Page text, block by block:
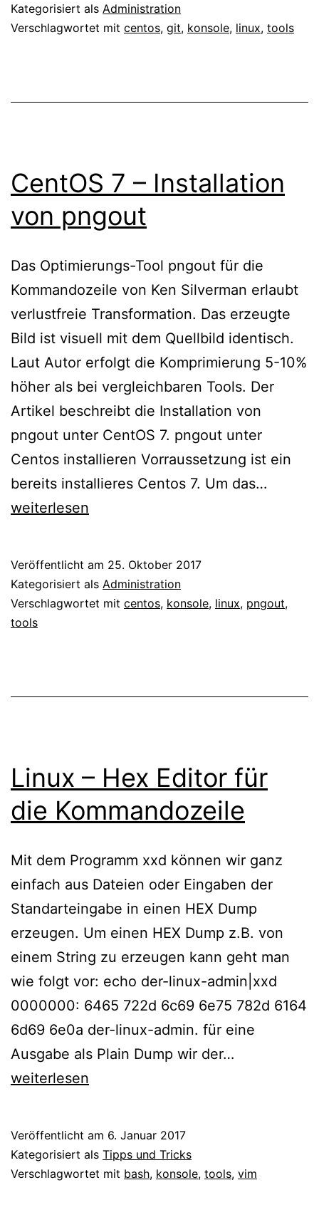
installieren
Kategorisiert als Administration
Verschlagwortet mit centos, git, konsole, linux, tools
CentOS 7 – Installation
von pngout
Das Optimierungs-Tool pngout für die
Kommandozeile von Ken Silverman erlaubt
verlustfreie Transformation. Das erzeugte
Bild ist visuell mit dem Quellbild identisch.
Laut Autor erfolgt die Komprimierung 5-10%
höher als bei vergleichbaren Tools. Der
Artikel beschreibt die Installation von
pngout unter CentOS 7. pngout unter
Centos installieren Vorraussetzung ist ein
bereits installieres Centos 7. Um das…
pngout
weiterlesen
Veröffentlicht am 25. Oktober 2017
Kategorisiert als Administration
Verschlagwortet mit centos, konsole, linux, pngout,
tools
Linux – Hex Editor für
die Kommandozeile
Mit dem Programm xxd können wir ganz
einfach aus Dateien oder Eingaben der
Standarteingabe in einen HEX Dump
erzeugen. Um einen HEX Dump z.B. von
einem String zu erzeugen kann geht man
wie folgt vor: echo der-linux-admin|xxd
0000000: 6465 722d 6c69 6e75 782d 6164
6d69 6e0a der-linux-admin. für eine
Ausgabe als Plain Dump wir der…
die
weiterlesen
Veröffentlicht am 6. Januar 2017
Kategorisiert als Tipps und Tricks
Verschlagwortet mit bash, konsole, tools, vim